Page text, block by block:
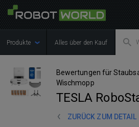
Produkte Alles über den Kauf
Bewertungen für
Wischmopp
TESLA
ZURÜCK ZUM DETAIL